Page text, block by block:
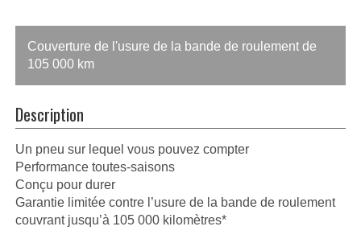
Couverture de l'usure de la bande de roulement de
105 000 km
Description
Un pneu sur lequel vous pouvez compter
Performance toutes-saisons
Conçu pour durer
Garantie limitée contre l’usure de la bande de roulement
couvrant jusqu’à 105 000 kilomètres*